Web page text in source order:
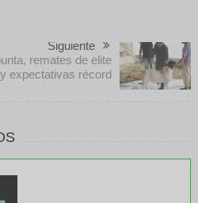
Siguiente
remates de elite
y expectativas récord